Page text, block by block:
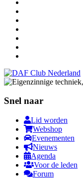
Snel naar
Lid worden
Webshop
Evenementen
Nieuws
Agenda
Voor de leden
Forum